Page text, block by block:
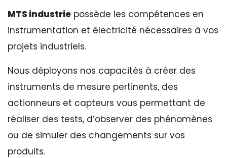
MTS industrie possède les compétences en
instrumentation et électricité nécessaires à vos
projets industriels.
Nous déployons nos capacités à créer des
instruments de mesure pertinents, des
actionneurs et capteurs vous permettant de
réaliser des tests, d’observer des phénomènes
ou de simuler des changements sur vos
produits.